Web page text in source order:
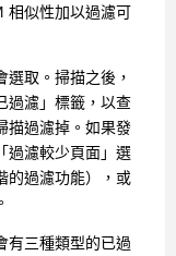
相似性加以過濾可
取。掃描之後，
過濾」標籤，以查
描過濾掉。如果發
過濾較少頁面」選
的過濾功能），或
有三種類型的已過